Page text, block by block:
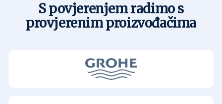
S povjerenjem radimo s
provjerenim proizvođačima